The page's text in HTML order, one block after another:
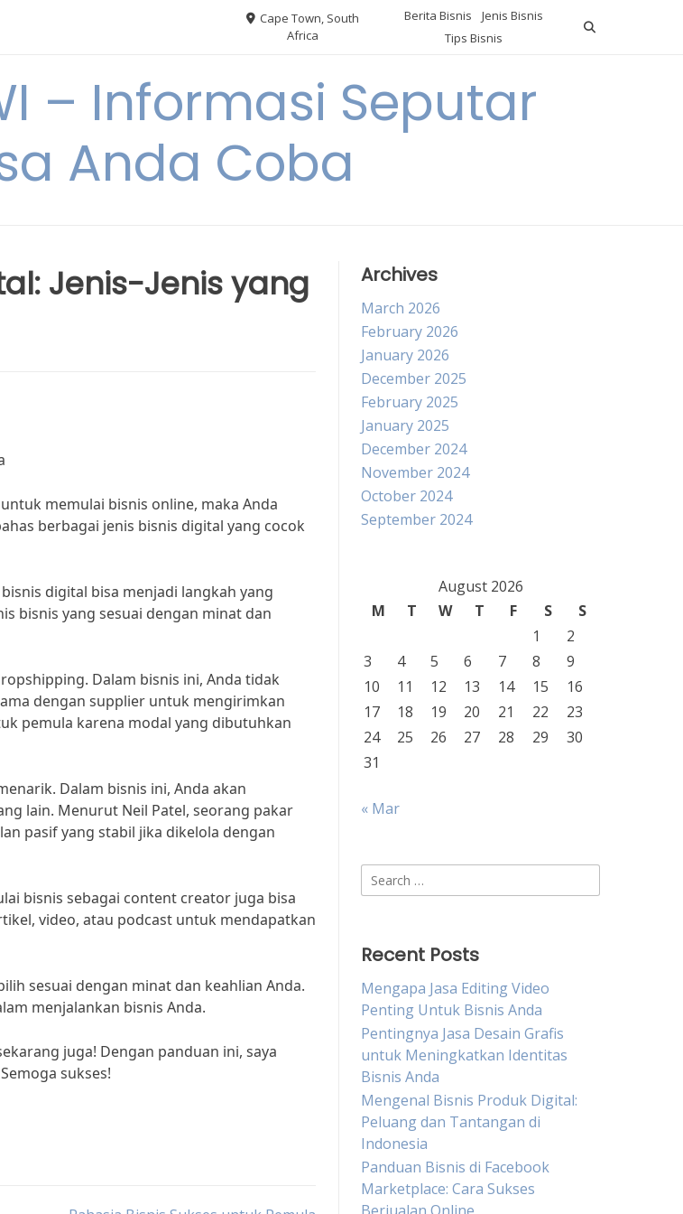
Cape Town, South
Africa
Berita Bisnis
Jenis Bisnis
Tips Bisnis
– Informasi Seputar
Anda Coba
Jenis-Jenis yang
memulai bisnis online, maka Anda
berbagai jenis bisnis digital yang cocok
digital bisa menjadi langkah yang
bisnis yang sesuai dengan minat dan
Dalam bisnis ini, Anda tidak
dengan supplier untuk mengirimkan
pemula karena modal yang dibutuhkan
Dalam bisnis ini, Anda akan
lain. Menurut Neil Patel, seorang pakar
pasif yang stabil jika dikelola dengan
bisnis sebagai content creator juga bisa
video, atau podcast untuk mendapatkan
sesuai dengan minat dan keahlian Anda.
menjalankan bisnis Anda.
juga! Dengan panduan ini, saya
sukses!
Archives
March 2026
February 2026
January 2026
December 2025
February 2025
January 2025
December 2024
November 2024
October 2024
September 2024
August 2026
M
T W T F S
S
1
2
3
4 5 6 7 8
9
10
11 12 13 14 15
16
17
18 19 20 21 22
23
24
25 26 27 28 29
30
31
« Mar
Search
for:
Recent Posts
Mengapa Jasa Editing Video
Penting Untuk Bisnis Anda
Pentingnya Jasa Desain Grafis
untuk Meningkatkan Identitas
Bisnis Anda
Mengenal Bisnis Produk Digital:
Peluang dan Tantangan di
Indonesia
Panduan Bisnis di Facebook
Marketplace: Cara Sukses